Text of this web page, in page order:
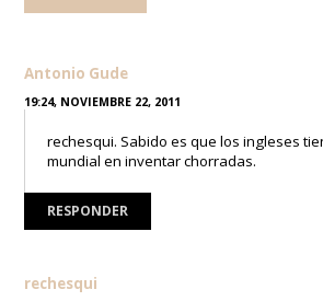
Antonio Gude
19:24, NOVIEMBRE 22, 2011
rechesqui. Sabido es que los ingleses
mundial en inventar chorradas.
RESPONDER
rechesqui